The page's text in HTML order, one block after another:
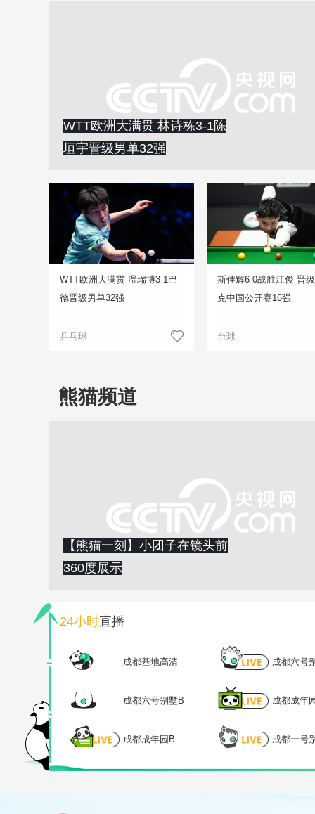
WTT欧洲大满贯 林诗栋3-1陈
垣宇晋级男单32强
WTT欧洲大满贯 温瑞博3-1巴
德晋级男单32强
乒乓球
斯佳辉6-0战胜江俊 晋
克中国公开赛16强
台球
熊猫频道
【熊猫一刻】小团子在镜头前
360度展示
24小时直播
成都基地高清 成都六号
成都六号别墅B 成都成年
成都成年园B 成都一号